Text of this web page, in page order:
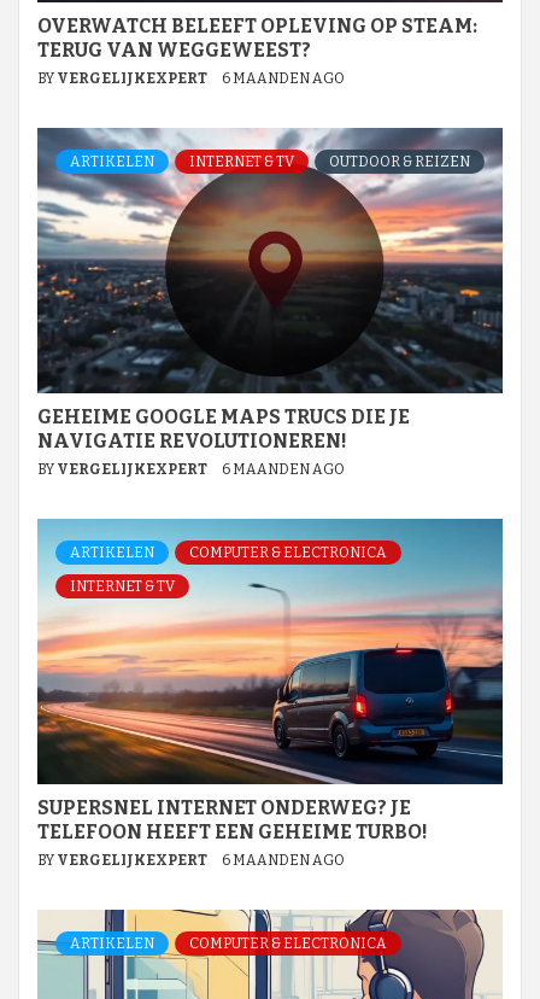
OVERWATCH BELEEFT OPLEVING OP STEAM:
TERUG VAN WEGGEWEEST?
BY VERGELIJKEXPERT 6 MAANDEN AGO
ARTIKELEN INTERNET & TV OUTDOOR & REIZEN
GEHEIME GOOGLE MAPS TRUCS DIE JE
NAVIGATIE REVOLUTIONEREN!
BY VERGELIJKEXPERT 6 MAANDEN AGO
ARTIKELEN
COMPUTER & ELECTRONICA
INTERNET & TV
SUPERSNEL INTERNET ONDERWEG? JE
TELEFOON HEEFT EEN GEHEIME TURBO!
BY VERGELIJKEXPERT 6 MAANDEN AGO
ARTIKELEN COMPUTER & ELECTRONICA